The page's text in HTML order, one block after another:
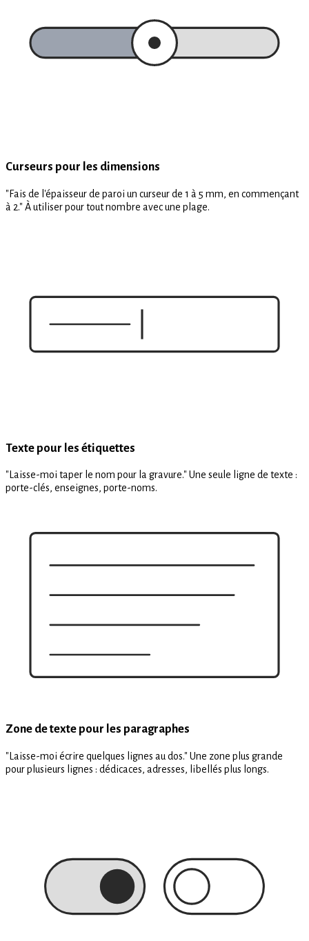
Curseurs pour les dimensions
"Fais de l'épaisseur de paroi un curseur de 1 à 5 mm, en commençant
à 2." À utiliser pour tout nombre avec une plage.
Texte pour les étiquettes
"Laisse-moi taper le nom pour la gravure." Une seule ligne de texte :
porte-clés, enseignes, porte-noms.
Zone de texte pour les paragraphes
"Laisse-moi écrire quelques lignes au dos." Une zone plus grande
pour plusieurs lignes : dédicaces, adresses, libellés plus longs.